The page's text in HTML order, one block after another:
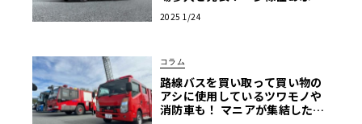
2025 1/24
コラム
路線バスを買い取って買い物の
アシに使用しているツワモノや
消防車も！ マニアが集結した商